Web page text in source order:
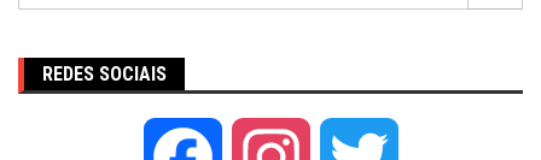
REDES SOCIAIS